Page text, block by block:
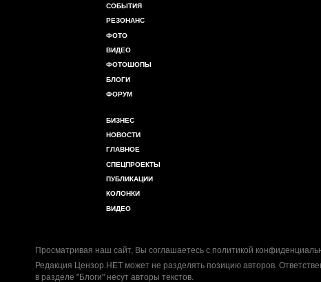
СОБЫТИЯ
РЕЗОНАНС
ФОТО
ВИДЕО
ФОТОШОПЫ
БЛОГИ
ФОРУМ
БИЗНЕС
НОВОСТИ
ГЛАВНОЕ
СПЕЦПРОЕКТЫ
ПУБЛИКАЦИИ
КОЛОНКИ
ВИДЕО
Просматривая наш сайт, Вы соглашаетесь с политикой
Редакция Цензор.НЕТ может не разделять позицию авторов.
в разделе "Блоги" несут авторы текстов.